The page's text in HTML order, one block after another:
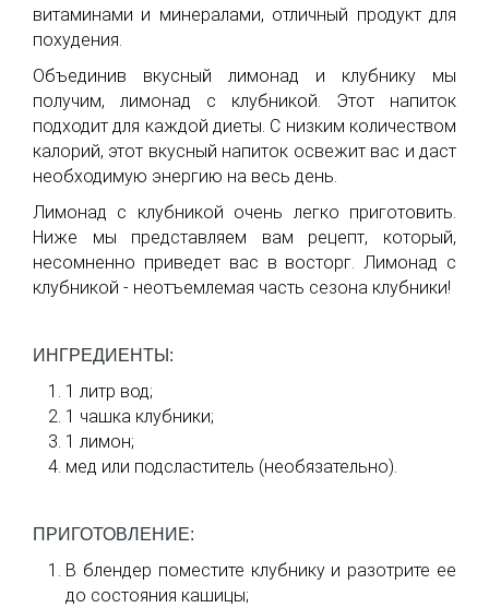
витаминами и минералами, отличный продукт для
похудения.
Объединив вкусный лимонад и клубнику мы
получим, лимонад с клубникой. Этот напиток
подходит для каждой диеты. С низким количеством
калорий, этот вкусный напиток освежит вас и даст
необходимую энергию на весь день.
Лимонад с клубникой очень легко приготовить.
Ниже мы представляем вам рецепт, который,
несомненно приведет вас в восторг. Лимонад с
клубникой - неотъемлемая часть сезона клубники!
ИНГРЕДИЕНТЫ:
1 литр вод;
1 чашка клубники;
1 лимон;
мед или подсластитель (необязательно).
ПРИГОТОВЛЕНИЕ:
В блендер поместите клубнику и разотрите ее
до состояния кашицы;